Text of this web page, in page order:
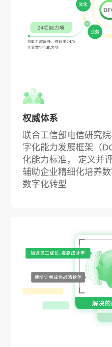
权威体系
联合工信部电信研究
字化能力发展框架（
化能力标准， 定义并
辅助企业精细化培养
数字化转型